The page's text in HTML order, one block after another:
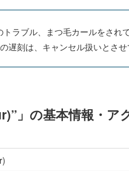
ラブル、まつ毛カールをされ
遅刻は、キャンセル扱いとさせ
」の基本情報・ア